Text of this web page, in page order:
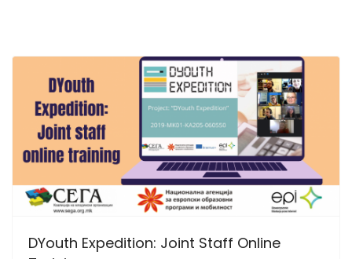
DYouth Expedition: Joint Staff Online